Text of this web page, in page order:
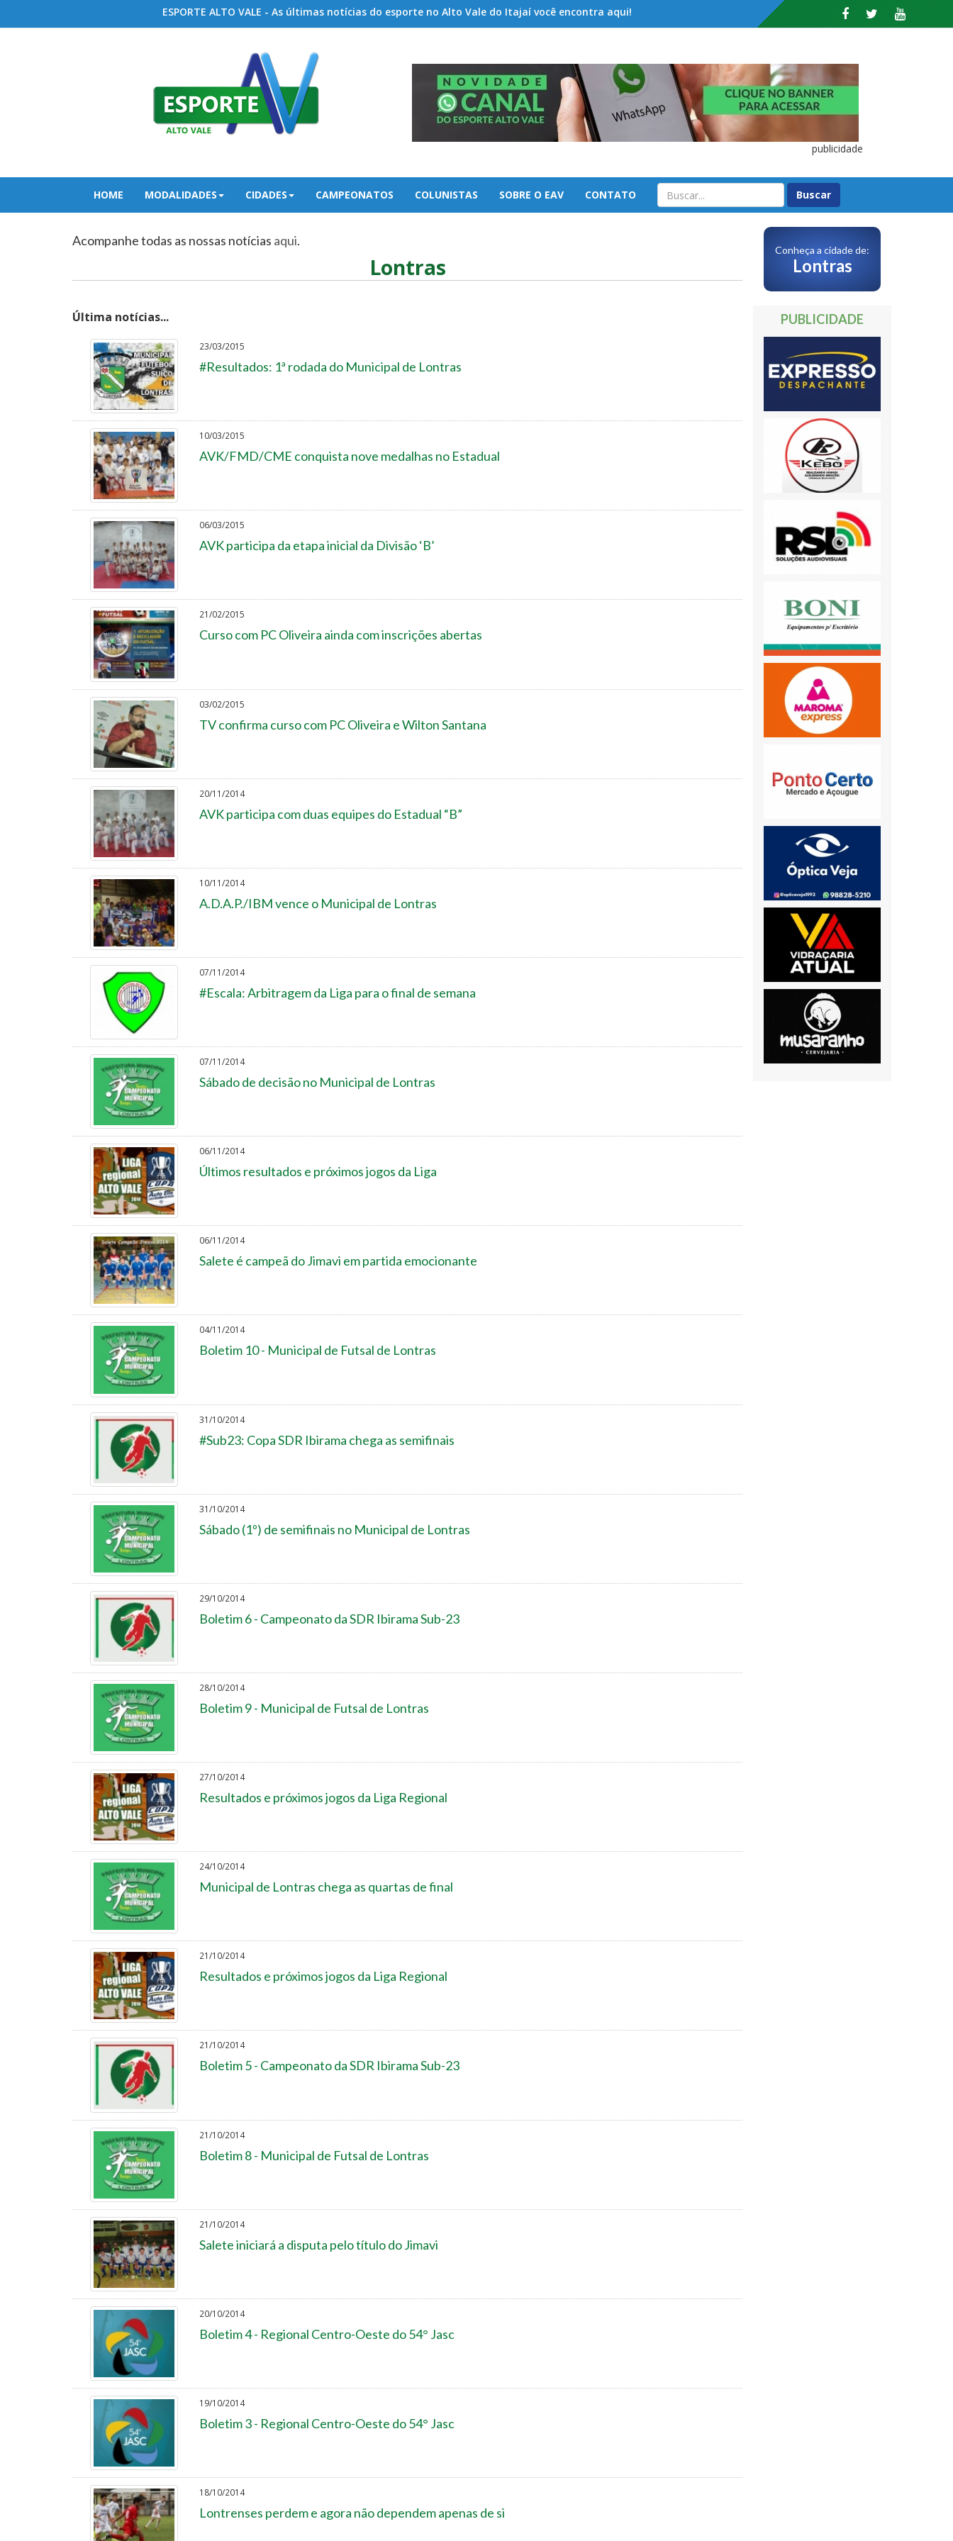
ESPORTE ALTO VALE - As últimas notícias do esporte no Alto Vale do Itajaí você encontra aqui!
publicidade
HOME MODALIDADES CIDADES CAMPEONATOS COLUNISTAS SOBRE O EAV CONTATO
Acompanhe todas as nossas notícias aqui.
Lontras
Última notícias...
23/03/2015
#Resultados: 1ª rodada do Municipal de Lontras
10/03/2015
AVK/FMD/CME conquista nove medalhas no Estadual
06/03/2015
AVK participa da etapa inicial da Divisão ‘B’
21/02/2015
Curso com PC Oliveira ainda com inscrições abertas
03/02/2015
TV confirma curso com PC Oliveira e Wilton Santana
20/11/2014
AVK participa com duas equipes do Estadual “B”
10/11/2014
A.D.A.P./IBM vence o Municipal de Lontras
07/11/2014
#Escala: Arbitragem da Liga para o final de semana
07/11/2014
Sábado de decisão no Municipal de Lontras
06/11/2014
Últimos resultados e próximos jogos da Liga
06/11/2014
Salete é campeã do Jimavi em partida emocionante
04/11/2014
Boletim 10 - Municipal de Futsal de Lontras
31/10/2014
#Sub23: Copa SDR Ibirama chega as semifinais
31/10/2014
Sábado (1º) de semifinais no Municipal de Lontras
29/10/2014
Boletim 6 - Campeonato da SDR Ibirama Sub-23
28/10/2014
Boletim 9 - Municipal de Futsal de Lontras
27/10/2014
Resultados e próximos jogos da Liga Regional
24/10/2014
Municipal de Lontras chega as quartas de final
21/10/2014
Resultados e próximos jogos da Liga Regional
21/10/2014
Boletim 5 - Campeonato da SDR Ibirama Sub-23
21/10/2014
Boletim 8 - Municipal de Futsal de Lontras
21/10/2014
Salete iniciará a disputa pelo título do Jimavi
20/10/2014
Boletim 4 - Regional Centro-Oeste do 54° Jasc
19/10/2014
Boletim 3 - Regional Centro-Oeste do 54° Jasc
18/10/2014
Lontrenses perdem e agora não dependem apenas de si
Conheça a cidade de:
Lontras
PUBLICIDADE